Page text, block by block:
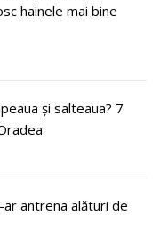
hainele mai bine
și salteaua? 7
ar antrena alături de